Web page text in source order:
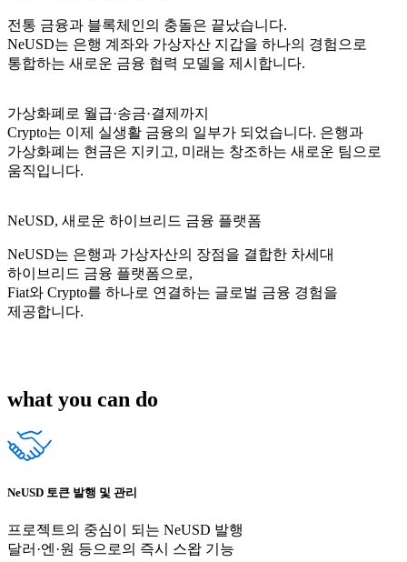
전통 금융과 블록체인의 충돌은 끝났습니다.
NeUSD는 은행 계좌와 가상자산 지갑을 하나의 경험으로
통합하는 새로운 금융 협력 모델을 제시합니다.
가상화폐로 월급·송금·결제까지
Crypto는 이제 실생활 금융의 일부가 되었습니다. 은행과
가상화폐는 현금은 지키고, 미래는 창조하는 새로운 팀으로
움직입니다.
NeUSD, 새로운 하이브리드 금융 플랫폼
NeUSD는 은행과 가상자산의 장점을 결합한 차세대
하이브리드 금융 플랫폼으로,
Fiat와 Crypto를 하나로 연결하는 글로벌 금융 경험을
제공합니다.
what you can do
NeUSD 토큰 발행 및 관리
프로젝트의 중심이 되는 NeUSD 발행
달러·엔·원 등으로의 즉시 스왑 기능